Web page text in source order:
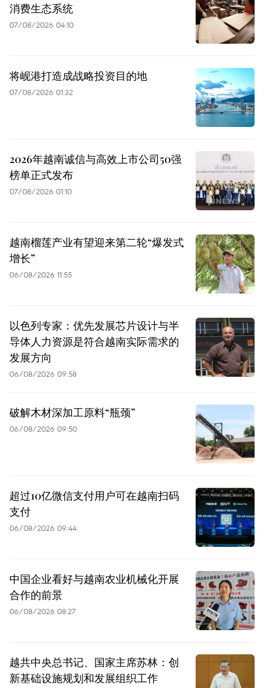
消费生态系统
07/08/2026 04:10
将岘港打造成战略投资目的地
07/08/2026 01:32
2026年越南诚信与高效上市公司50强
榜单正式发布
07/08/2026 01:10
越南榴莲产业有望迎来第二轮“爆发式
增长”
06/08/2026 11:55
以色列专家：优先发展芯片设计与半
导体人力资源是符合越南实际需求的
发展方向
06/08/2026 09:58
破解木材深加工原料“瓶颈”
06/08/2026 09:50
超过10亿微信支付用户可在越南扫码
支付
06/08/2026 09:44
中国企业看好与越南农业机械化开展
合作的前景
06/08/2026 08:27
越共中央总书记、国家主席苏林：创
新基础设施规划和发展组织工作